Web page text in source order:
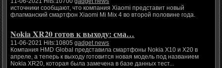
источники сообщают, что компания Xiaomi представит новый
флагманский смартфон Xiaomi Mi Mix 4 во второй половине года.
Nokia XR20 готов к выходу: сма…
11-06-2021 Hits:10805gadget news
Компания HMD Global представила смартфоны Nokia X10 и X20 в
апреле, а теперь к выходу готовится новая модель под названием
Nokia XR20, которая была замечена в базе данных тест...